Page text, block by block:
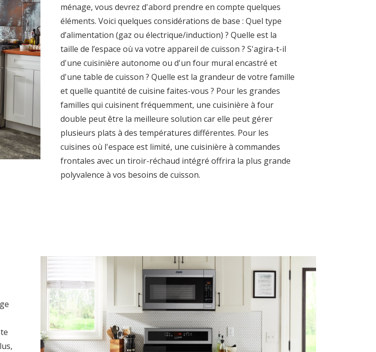
ménage, vous devrez d'abord prendre en compte quelques
éléments. Voici quelques considérations de base : Quel type
d’alimentation (gaz ou électrique/induction) ? Quelle est la
taille de l’espace où va votre appareil de cuisson ? S'agira-t-il
d'une cuisinière autonome ou d'un four mural encastré et
d'une table de cuisson ? Quelle est la grandeur de votre famille
et quelle quantité de cuisine faites-vous ? Pour les grandes
familles qui cuisinent fréquemment, une cuisinière à four
double peut être la meilleure solution car elle peut gérer
plusieurs plats à des températures différentes. Pour les
cuisines où l'espace est limité, une cuisinière à commandes
frontales avec un tiroir-réchaud intégré offrira la plus grande
polyvalence à vos besoins de cuisson.